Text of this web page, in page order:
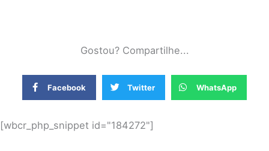
Gostou? Compartilhe...
Facebook Twitter WhatsApp
[wbcr_php_snippet id="184272"]